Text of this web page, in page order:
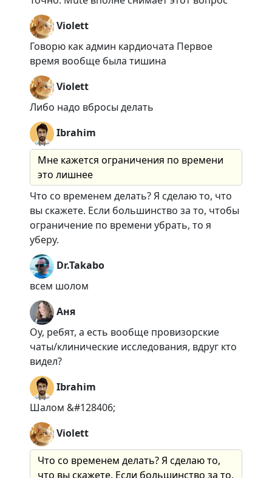
Violett
Говорю как админ кардиочата Первое
время вообще была тишина
Violett
Либо надо вбросы делать
Ibrahim
Мне кажется ограничения по времени
это лишнее
Что со временем делать? Я сделаю то, что
вы скажете. Если большинство за то, чтобы
ограничение по времени убрать, то я
уберу.
Dr.Takabo
всем шолом
Аня
Оу, ребят, а есть вообще провизорские
чаты/клинические исследования, вдруг кто
видел?
Ibrahim
Шалом &#128406;
Violett
Что со временем делать? Я сделаю то,
что вы скажете. Если большинство за то,